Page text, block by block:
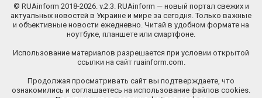
© RUAinform 2018-2026. v.2.3. RUAinform — новый портал свежих и
актуальных новостей в Украине и мире за сегодня. Только важные
и объективные новости ежедневно. Читай в удобном формате на
ноутбуке, планшете или смартфоне.
Использование материалов разрешается при условии открытой
ссылки на сайт ruainform.com.
Продолжая просматривать сайт вы подтверждаете, что
ознакомились и соглашаетесь на использование файлов cookies.